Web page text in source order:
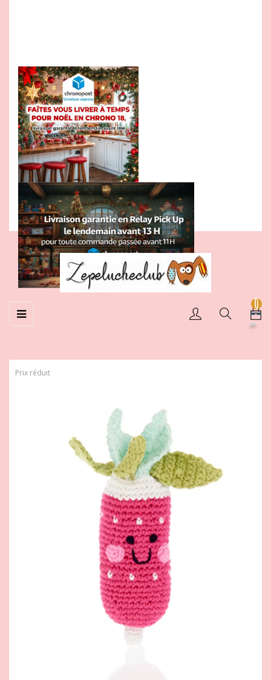
Basculer
la
☰
0
Prix réduit